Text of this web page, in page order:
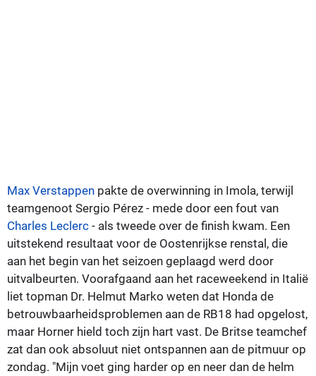
Max Verstappen pakte de overwinning in Imola, terwijl
teamgenoot Sergio Pérez - mede door een fout van
Charles Leclerc - als tweede over de finish kwam. Een
uitstekend resultaat voor de Oostenrijkse renstal, die
aan het begin van het seizoen geplaagd werd door
uitvalbeurten. Voorafgaand aan het raceweekend in Italië
liet topman Dr. Helmut Marko weten dat Honda de
betrouwbaarheidsproblemen aan de RB18 had opgelost,
maar Horner hield toch zijn hart vast. De Britse teamchef
zat dan ook absoluut niet ontspannen aan de pitmuur op
zondag. "Mijn voet ging harder op en neer dan de helm